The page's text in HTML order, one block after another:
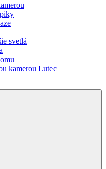
svetlá
kamerou Lutec